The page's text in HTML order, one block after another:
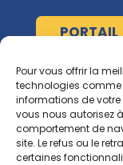
Pour vous offrir la
technologies comme
informations de
vous nous autorisez
comportement de
site. Le refus ou le
certaines
PORTAIL
À propos
L'ÉQUIPE
NOUS